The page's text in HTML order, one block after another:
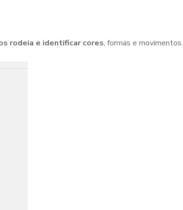
rodeia e identificar cores, formas e movimentos.